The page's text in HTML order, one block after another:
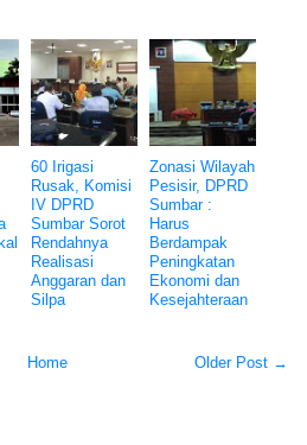
60 Irigasi
Rusak, Komisi
IV DPRD
Sumbar Sorot
Rendahnya
Realisasi
Anggaran dan
Silpa
Zonasi Wilayah
Pesisir, DPRD
Sumbar :
Harus
Berdampak
Peningkatan
Ekonomi dan
Kesejahteraan
Older Post →
Home